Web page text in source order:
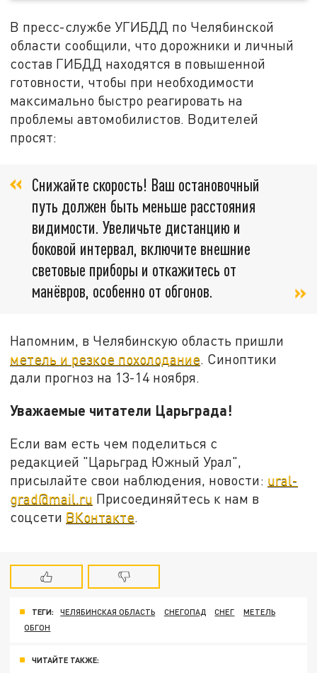
В пресс-службе УГИБДД по Челябинской
области сообщили, что дорожники и личный
состав ГИБДД находятся в повышенной
готовности, чтобы при необходимости
максимально быстро реагировать на
проблемы автомобилистов. Водителей
просят:
Снижайте скорость! Ваш остановочный
путь должен быть меньше расстояния
видимости. Увеличьте дистанцию и
боковой интервал, включите внешние
световые приборы и откажитесь от
манёвров, особенно от обгонов.
Напомним, в Челябинскую область пришли
метель и резкое похолодание. Синоптики
дали прогноз на 13-14 ноября.
Уважаемые читатели Царьграда!
Если вам есть чем поделиться с
редакцией "Царьград Южный Урал",
присылайте свои наблюдения, новости: ural-
grad@mail.ru Присоединяйтесь к нам в
соцсети ВКонтакте.
ТЕГИ: ЧЕЛЯБИНСКАЯ ОБЛАСТЬ СНЕГОПАД СНЕГ
МЕТЕЛЬ
ОБГОН
ЧИТАЙТЕ ТАКЖЕ: